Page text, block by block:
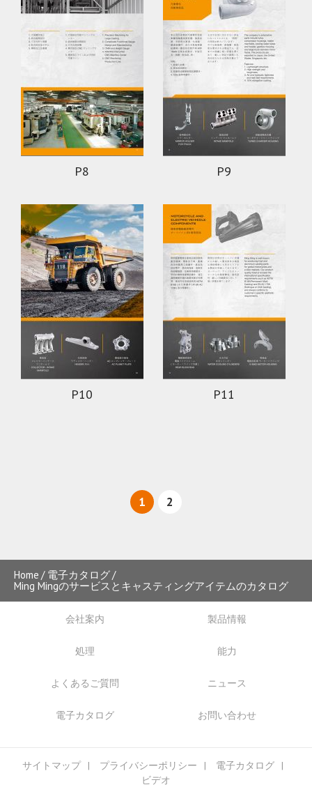
P8 P9
P10 P11
1 2
Home
電子カタログ
Ming Mingのサービスとキャスティングアイテムのカタログ
会社案内 製品情報
処理 能力
よくあるご質問 ニュース
電子カタログ お問い合わせ
サイトマップ プライバシーポリシー
電子カタログ
ビデオ